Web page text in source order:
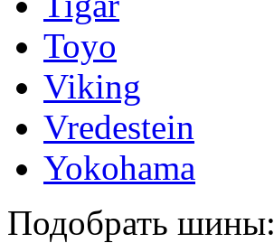
Toyo
Viking
Vredestein
Yokohama
Подобрать шины: